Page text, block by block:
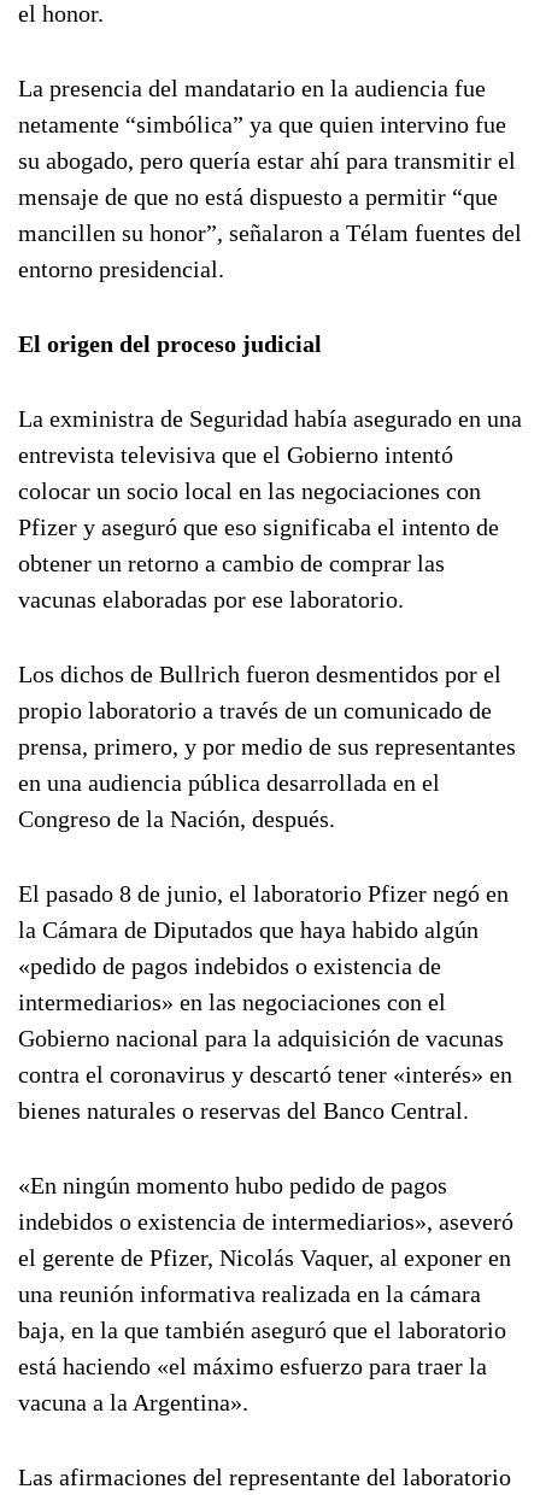
el honor.
La presencia del mandatario en la audiencia fue
netamente “simbólica” ya que quien intervino fue
su abogado, pero quería estar ahí para transmitir el
mensaje de que no está dispuesto a permitir “que
mancillen su honor”, señalaron a Télam fuentes del
entorno presidencial.
El origen del proceso judicial
La exministra de Seguridad había asegurado en una
entrevista televisiva que el Gobierno intentó
colocar un socio local en las negociaciones con
Pfizer y aseguró que eso significaba el intento de
obtener un retorno a cambio de comprar las
vacunas elaboradas por ese laboratorio.
Los dichos de Bullrich fueron desmentidos por el
propio laboratorio a través de un comunicado de
prensa, primero, y por medio de sus representantes
en una audiencia pública desarrollada en el
Congreso de la Nación, después.
El pasado 8 de junio, el laboratorio Pfizer negó en
la Cámara de Diputados que haya habido algún
«pedido de pagos indebidos o existencia de
intermediarios» en las negociaciones con el
Gobierno nacional para la adquisición de vacunas
contra el coronavirus y descartó tener «interés» en
bienes naturales o reservas del Banco Central.
«En ningún momento hubo pedido de pagos
indebidos o existencia de intermediarios», aseveró
el gerente de Pfizer, Nicolás Vaquer, al exponer en
una reunión informativa realizada en la cámara
baja, en la que también aseguró que el laboratorio
está haciendo «el máximo esfuerzo para traer la
vacuna a la Argentina».
Las afirmaciones del representante del laboratorio